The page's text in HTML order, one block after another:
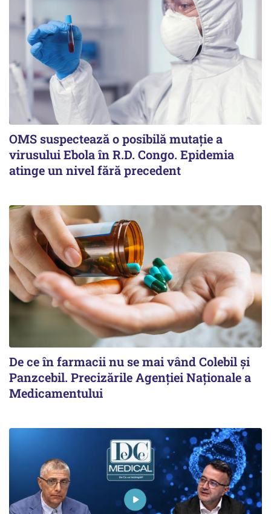
OMS suspectează o posibilă mutație a
virusului Ebola în R.D. Congo. Epidemia
atinge un nivel fără precedent
De ce în farmacii nu se mai vând Colebil și
Panzcebil. Precizările Agenției Naționale a
Medicamentului